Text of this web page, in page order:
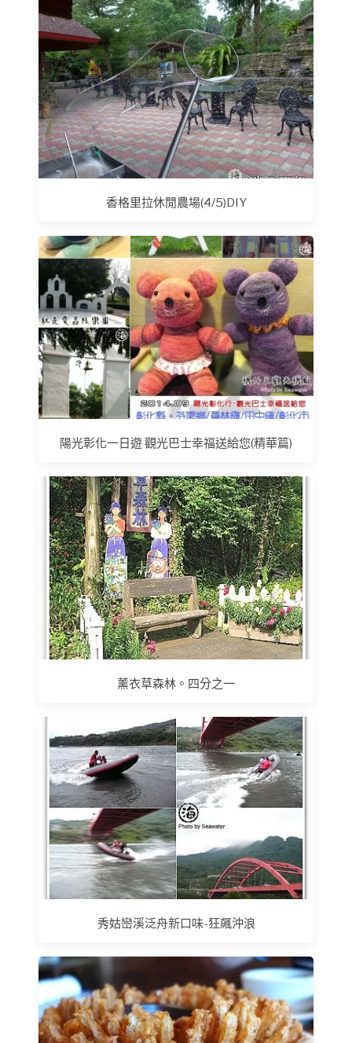
香格里拉休閒農場(4/5)DIY
陽光彰化一日遊 觀光巴士幸福送給您(精華篇)
薰衣草森林。四分之一
秀姑巒溪泛舟新口味-狂飆沖浪